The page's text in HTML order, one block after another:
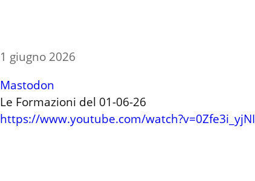
1 giugno 2026
Mastodon
https://www.youtube.com/watch?v=0Zfe3i_yjNI